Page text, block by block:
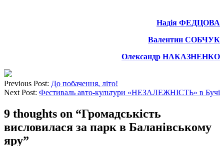
Надія ФЕДЦОВА
Валентин СОБЧУК
Олександр НАКАЗНЕНКО
Previous Post: До побачення, літо!
Next Post: Фестиваль авто-культури «НЕЗАЛЕЖНІСТЬ» в Бучі
9 thoughts on “Громадськість
висловилася за парк в Баланівському
яру”